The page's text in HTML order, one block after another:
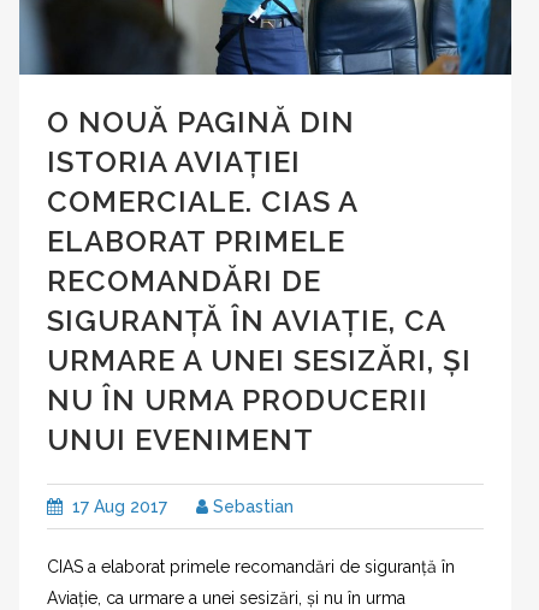
O NOUĂ PAGINĂ DIN
ISTORIA AVIAȚIEI
COMERCIALE. CIAS A
ELABORAT PRIMELE
RECOMANDĂRI DE
SIGURANȚĂ ÎN AVIAȚIE, CA
URMARE A UNEI SESIZĂRI, ȘI
NU ÎN URMA PRODUCERII
UNUI EVENIMENT
17 Aug 2017 Sebastian
CIAS a elaborat primele recomandări de siguranță în
Aviație, ca urmare a unei sesizări, și nu în urma